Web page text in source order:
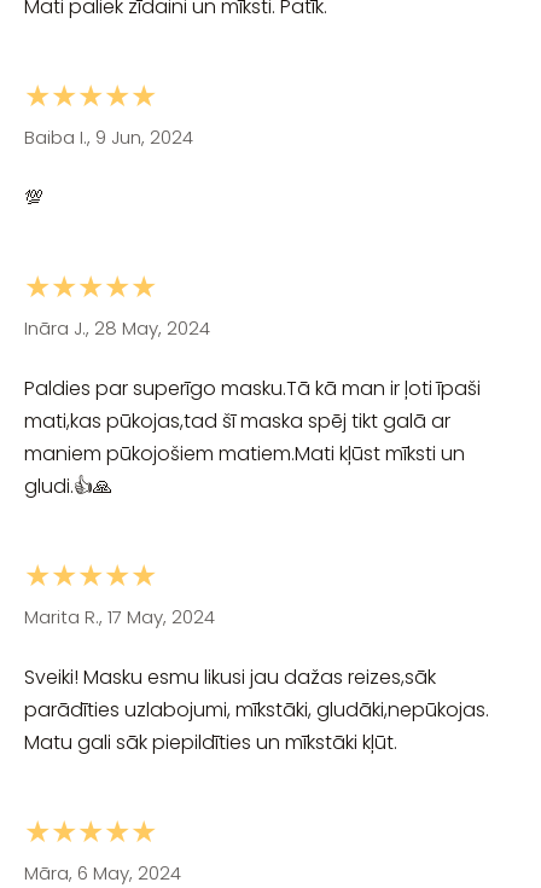
Mati paliek zīdaini un mīksti. Patīk.
★★★★★
Baiba I., 9 Jun, 2024
💯
★★★★★
Ināra J., 28 May, 2024
Paldies par superīgo masku.Tā kā man ir ļoti īpaši
mati,kas pūkojas,tad šī maska spēj tikt galā ar
maniem pūkojošiem matiem.Mati kļūst mīksti un
gludi.👍🙏
★★★★★
Marita R., 17 May, 2024
Sveiki! Masku esmu likusi jau dažas reizes,sāk
parādīties uzlabojumi, mīkstāki, gludāki,nepūkojas.
Matu gali sāk piepildīties un mīkstāki kļūt.
★★★★★
Māra, 6 May, 2024